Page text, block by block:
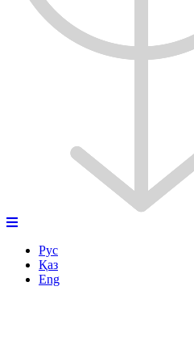
Рус
Қаз
Eng